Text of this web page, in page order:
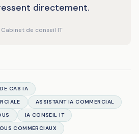
directement.
de conseil IT
CAS IA
ASSISTANT IA COMMERCIAL
IA CONSEIL IT
COMMERCIAUX